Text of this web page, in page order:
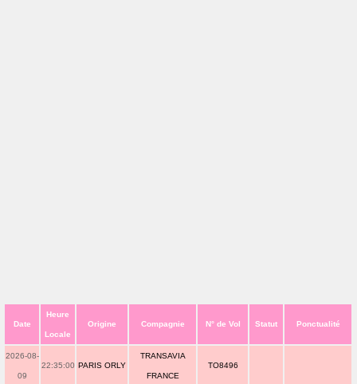
Date
Heure
Locale
Origine Compagnie N° de Vol Statut Ponctualité
2026-08-
09
22:35:00 PARIS ORLY
TRANSAVIA
FRANCE
TO8496